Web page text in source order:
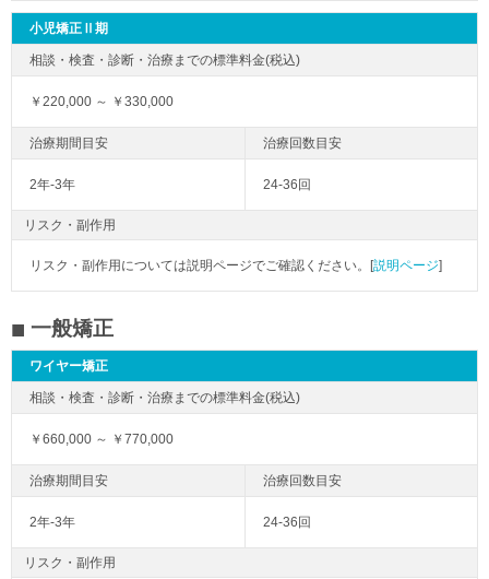
小児矯正Ⅱ期
￥220,000 ～ ￥330,000
2年-3年 24-36回
リスク・副作用
リスク・副作用については説明ページでご確認ください。[説明ページ]
一般矯正
ワイヤー矯正
￥660,000 ～ ￥770,000
2年-3年 24-36回
リスク・副作用